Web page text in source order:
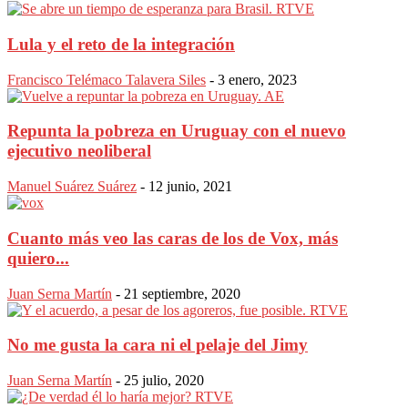
Lula y el reto de la integración
Francisco Telémaco Talavera Siles - 3 enero, 2023
Repunta la pobreza en Uruguay con el nuevo
ejecutivo neoliberal
Manuel Suárez Suárez - 12 junio, 2021
Cuanto más veo las caras de los de Vox, más
quiero...
Juan Serna Martín - 21 septiembre, 2020
No me gusta la cara ni el pelaje del Jimy
Juan Serna Martín - 25 julio, 2020